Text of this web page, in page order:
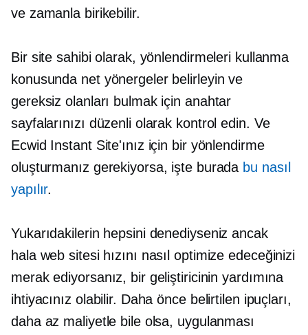
ve zamanla birikebilir.
Bir site sahibi olarak, yönlendirmeleri kullanma
konusunda net yönergeler belirleyin ve
gereksiz olanları bulmak için anahtar
sayfalarınızı düzenli olarak kontrol edin. Ve
Ecwid Instant Site'ınız için bir yönlendirme
oluşturmanız gerekiyorsa, işte burada bu nasıl
yapılır.
Yukarıdakilerin hepsini denediyseniz ancak
hala web sitesi hızını nasıl optimize edeceğinizi
merak ediyorsanız, bir geliştiricinin yardımına
ihtiyacınız olabilir. Daha önce belirtilen ipuçları,
daha az maliyetle bile olsa, uygulanması